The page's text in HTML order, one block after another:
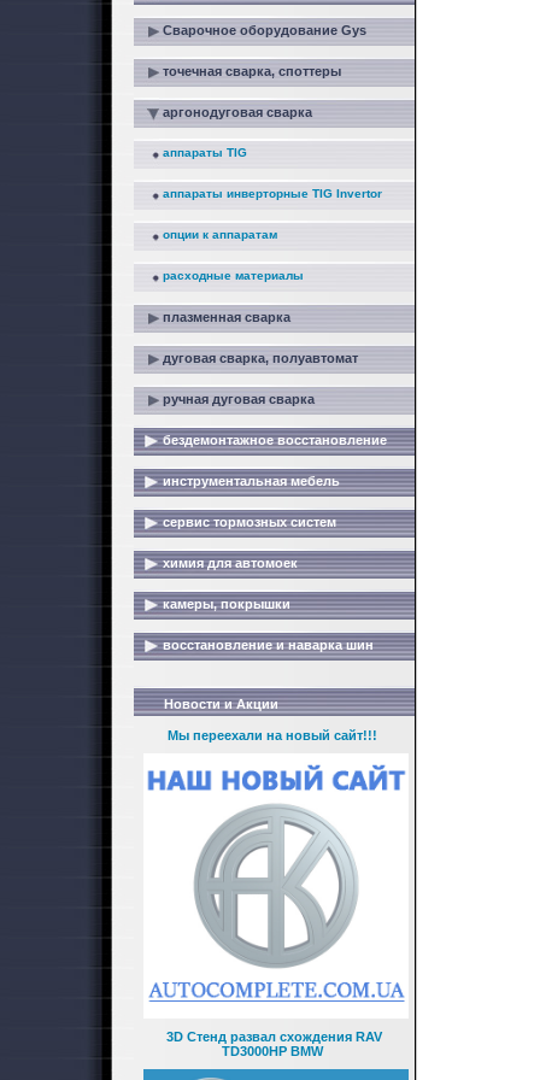
Сварочное оборудование Gys
точечная сварка, споттеры
аргонодуговая сварка
аппараты TIG
аппараты инверторные TIG Invertor
опции к аппаратам
расходные материалы
плазменная сварка
дуговая сварка, полуавтомат
ручная дуговая сварка
бездемонтажное восстановление
инструментальная мебель
сервис тормозных систем
химия для автомоек
камеры, покрышки
восстановление и наварка шин
Новости и Акции
Мы переехали на новый сайт!!!
3D Стенд развал схождения RAV
TD3000HP BMW